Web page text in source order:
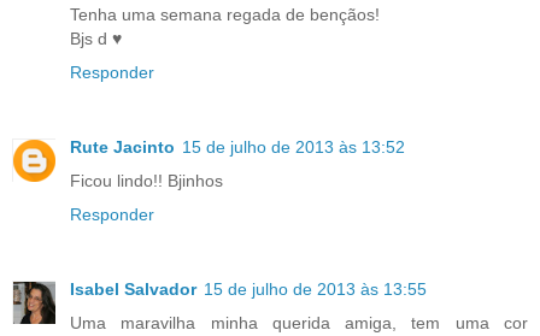
Tenha uma semana regada de bençãos!
Bjs d ♥
Responder
Rute Jacinto 15 de julho de 2013 às 13:52
Ficou lindo!! Bjinhos
Responder
Isabel Salvador 15 de julho de 2013 às 13:55
Uma maravilha minha querida amiga, tem uma cor